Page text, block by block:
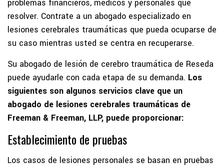
problemas financieros, médicos y personales que
resolver. Contrate a un abogado especializado en
lesiones cerebrales traumáticas que pueda ocuparse de
su caso mientras usted se centra en recuperarse.
Su abogado de lesión de cerebro traumática de Reseda
puede ayudarle con cada etapa de su demanda. Los
siguientes son algunos servicios clave que un
abogado de lesiones cerebrales traumáticas de
Freeman & Freeman, LLP, puede proporcionar:
Establecimiento de pruebas
Los casos de lesiones personales se basan en pruebas